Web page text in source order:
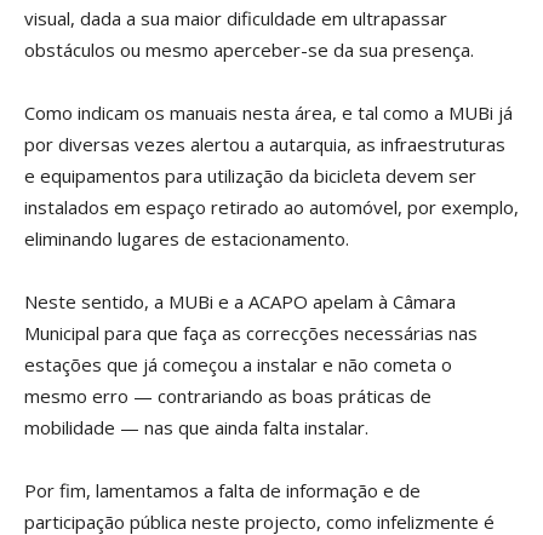
visual, dada a sua maior dificuldade em ultrapassar
obstáculos ou mesmo aperceber-se da sua presença.
Como indicam os manuais nesta área, e tal como a MUBi já
por diversas vezes alertou a autarquia, as infraestruturas
e equipamentos para utilização da bicicleta devem ser
instalados em espaço retirado ao automóvel, por exemplo,
eliminando lugares de estacionamento.
Neste sentido, a MUBi e a ACAPO apelam à Câmara
Municipal para que faça as correcções necessárias nas
estações que já começou a instalar e não cometa o
mesmo erro — contrariando as boas práticas de
mobilidade — nas que ainda falta instalar.
Por fim, lamentamos a falta de informação e de
participação pública neste projecto, como infelizmente é